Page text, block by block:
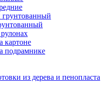
грунтованный
картоне
подрамнике
из дерева и пенопласта